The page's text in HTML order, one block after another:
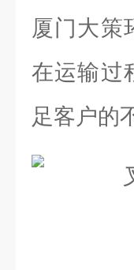
厦门大策
在运输过
足客户的